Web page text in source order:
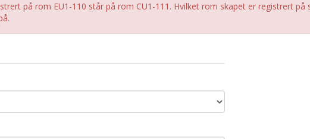
på rom EU1-110 står på rom CU1-111. Hvilket rom skapet er registrert